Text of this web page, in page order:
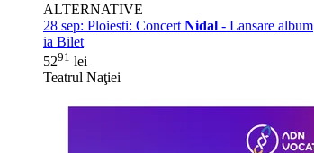
ALTERNATIVE
28 sep: Ploiesti: Concert Nidal - Lansare album
ia Bilet
5291 lei
Teatrul Naţiei